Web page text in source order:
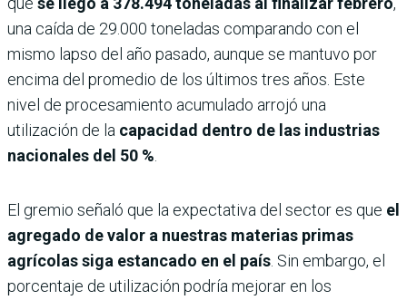
una caída de 29.000 toneladas comparando con el
mismo lapso del año pasado, aunque se mantuvo por
encima del promedio de los últimos tres años. Este
nivel de procesamiento acumulado arrojó una
utilización de la capacidad dentro de las industrias
nacionales del 50 %
El gremio señaló que la expectativa del sector es que el
agregado de valor a nuestras materias primas
agrícolas siga estancado en el país . Sin embargo, el
porcentaje de utilización podría mejorar en los